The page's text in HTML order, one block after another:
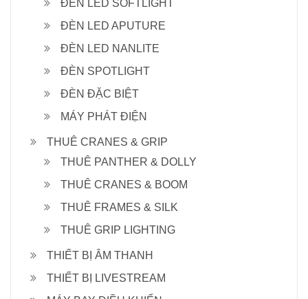
ĐÈN LED SOFTLIGHT
ĐÈN LED APUTURE
ĐÈN LED NANLITE
ĐÈN SPOTLIGHT
ĐÈN ĐẶC BIỆT
MÁY PHÁT ĐIỆN
THUÊ CRANES & GRIP
THUÊ PANTHER & DOLLY
THUÊ CRANES & BOOM
THUÊ FRAMES & SILK
THUÊ GRIP LIGHTING
THIẾT BỊ ÂM THANH
THIẾT BỊ LIVESTREAM